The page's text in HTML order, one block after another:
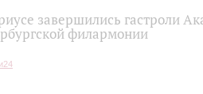
завершились гастроли
филармонии